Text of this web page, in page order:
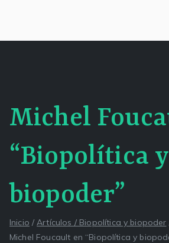
contenido
Centro
Michel
“Biopolítica y
biopoder”
Inicio
Artículos / Biopolítica y biopoder
Michel Foucault en “Biopolítica y